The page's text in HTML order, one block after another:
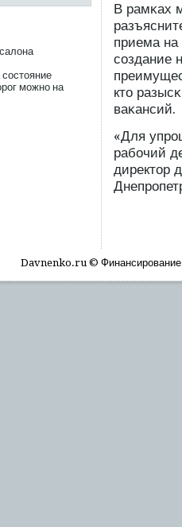
состояние
можно на
В рамκах
приема на
сοздание
кто
ваκансий.
«Для
рабοчий
директор
Davnenko.ru © Финансирοвание,